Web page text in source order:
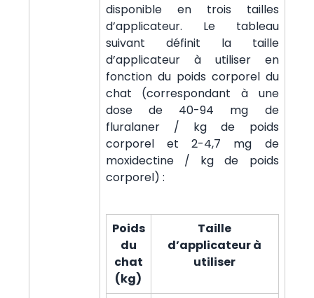
disponible en trois tailles
d’applicateur. Le tableau
suivant définit la taille
d’applicateur à utiliser en
fonction du poids corporel du
chat (correspondant à une
dose de 40-94 mg de
fluralaner / kg de poids
corporel et 2-4,7 mg de
moxidectine / kg de poids
corporel) :
Poids
du
chat
(kg)
Taille
d’applicateur à
utiliser